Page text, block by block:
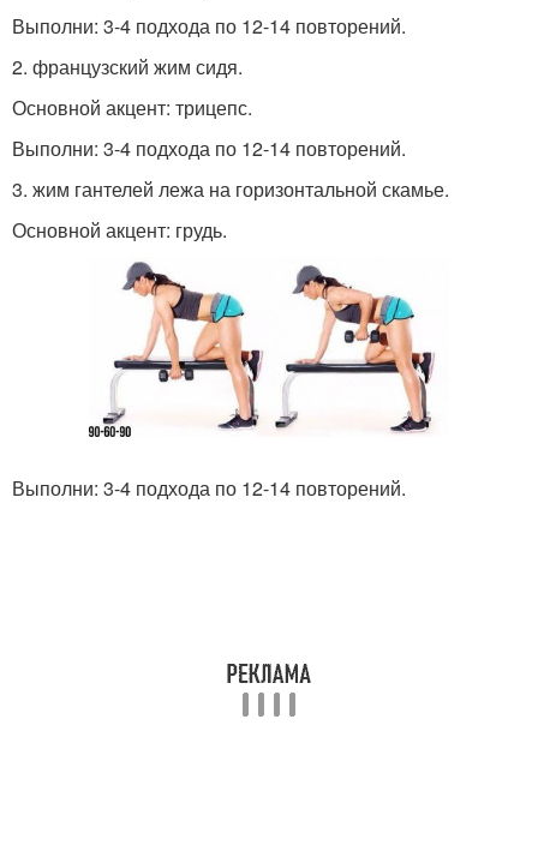
Выполни: 3-4 подхода по 12-14 повторений.
2. французский жим сидя.
Основной акцент: трицепс.
Выполни: 3-4 подхода по 12-14 повторений.
3. жим гантелей лежа на горизонтальной скамье.
Основной акцент: грудь.
Выполни: 3-4 подхода по 12-14 повторений.